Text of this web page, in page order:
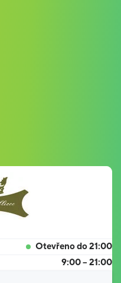
Otevřeno do 21:00
9:00 – 21:00